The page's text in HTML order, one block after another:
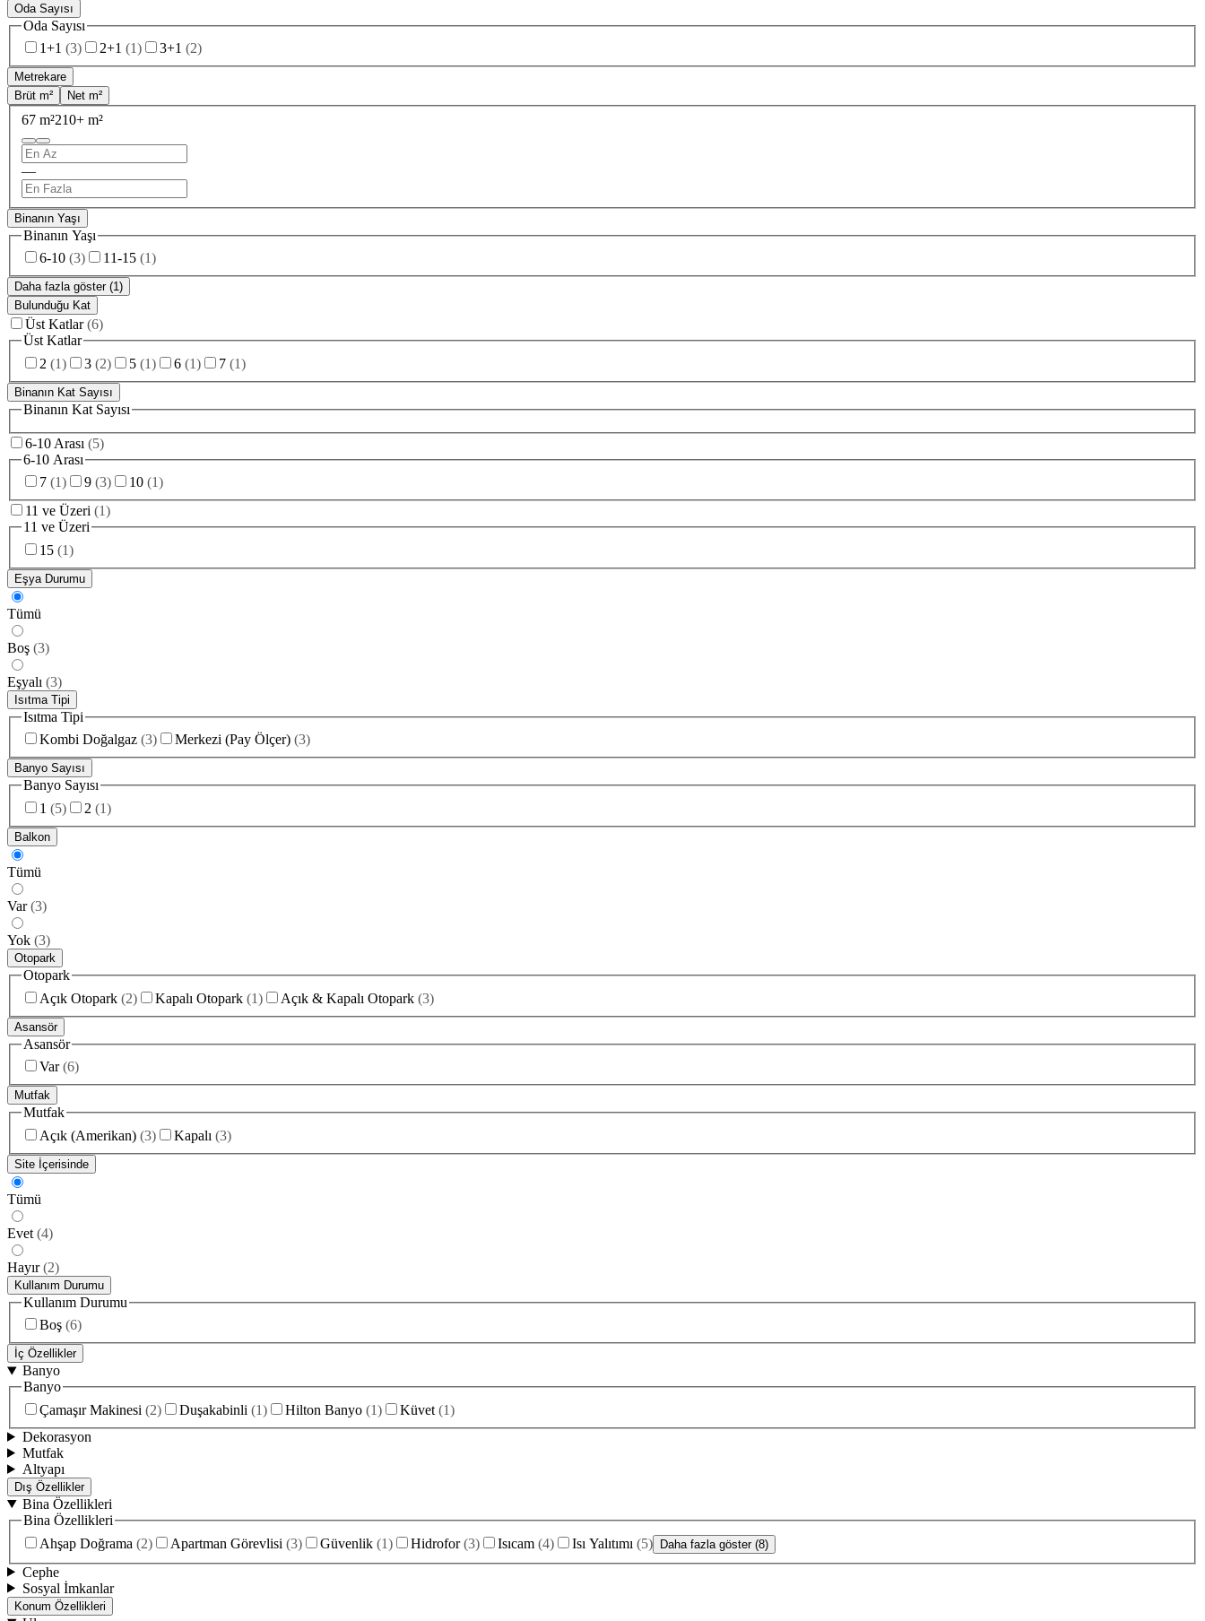
Oda Sayısı
Oda Sayısı
1+1 (3) 2+1 (1) 3+1 (2)
Metrekare
Brüt m²
Net m²
67 m²210+ m²
—
Binanın Yaşı
Binanın Yaşı
6-10 (3) 11-15 (1)
Daha fazla göster (1)
Bulunduğu Kat
Üst Katlar (6)
Üst Katlar
2 (1) 3 (2) 5 (1) 6 (1) 7 (1)
Binanın Kat Sayısı
Binanın Kat Sayısı
6-10 Arası (5)
6-10 Arası
7 (1) 9 (3) 10 (1)
11 ve Üzeri (1)
11 ve Üzeri
15 (1)
Eşya Durumu
Tümü
Boş (3)
Eşyalı (3)
Isıtma Tipi
Isıtma Tipi
Kombi Doğalgaz (3) Merkezi (Pay Ölçer) (3)
Banyo Sayısı
Banyo Sayısı
1 (5) 2 (1)
Balkon
Tümü
Var (3)
Yok (3)
Otopark
Otopark
Açık Otopark (2) Kapalı Otopark (1) Açık & Kapalı Otopark (3)
Asansör
Asansör
Var (6)
Mutfak
Mutfak
Açık (Amerikan) (3) Kapalı (3)
Site İçerisinde
Tümü
Evet (4)
Hayır (2)
Kullanım Durumu
Kullanım Durumu
Boş (6)
İç Özellikler
Banyo
Banyo
Çamaşır Makinesi (2) Duşakabinli (1) Hilton Banyo (1) Küvet (1)
Dekorasyon
Mutfak
Altyapı
Dış Özellikler
Bina Özellikleri
Bina Özellikleri
Ahşap Doğrama (2) Apartman Görevlisi (3) Güvenlik (1) Hidrofor (3) Isıcam (4) Isı Yalıtımı (5) Daha fazla göster (8)
Cephe
Sosyal İmkanlar
Konum Özellikleri